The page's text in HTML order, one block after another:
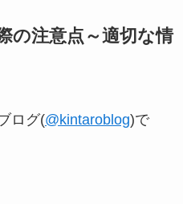
の注意点～適切な情
ログ(@kintaroblog)で